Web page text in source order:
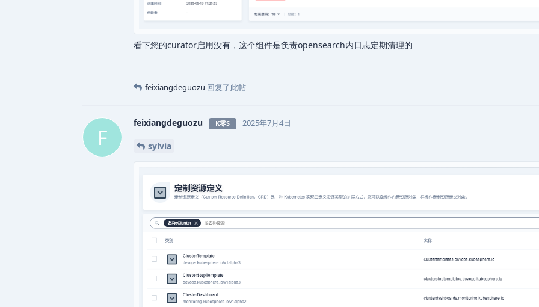
看下您的curator启用没有，这个组件是负责opensearch内日志定期清理的
feixiangdeguozu 回复了此帖
F
feixiangdeguozu K零S 2025年7月4日
sylvia